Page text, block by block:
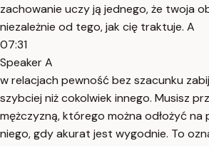
zachowanie uczy ją jednego, że twoja
niezależnie od tego, jak cię traktuje. A
07:31
Speaker A
w relacjach pewność bez szacunku
szybciej niż cokolwiek innego. Musisz
mężczyzną, którego można odłożyć na
niego, gdy akurat jest wygodnie. To